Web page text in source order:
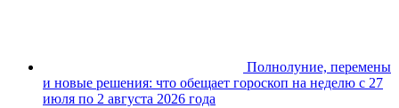
Полнолуние, перемены
и новые решения: что обещает гороскоп на неделю с 27
июля по 2 августа 2026 года